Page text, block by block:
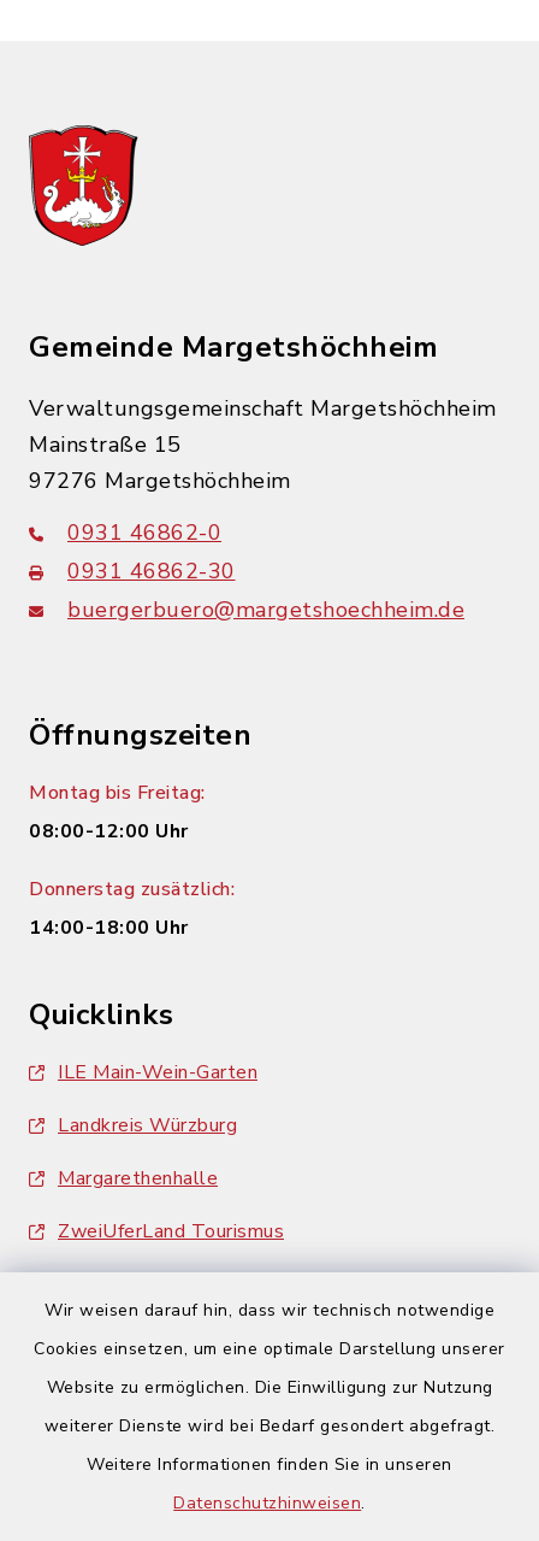
Wir weisen darauf hin, dass wir technisch notwendige
Cookies einsetzen, um eine optimale Darstellung unserer
Website zu ermöglichen. Die Einwilligung zur Nutzung
weiterer Dienste wird bei Bedarf gesondert abgefragt.
Weitere Informationen finden Sie in unseren
Datenschutzhinweisen.
Gemeinde Margetshöchheim
Verwaltungsgemeinschaft Margetshöchheim
Mainstraße 15
97276 Margetshöchheim
0931 46862-0
0931 46862-30
buergerbuero@margetshoechheim.de
Öffnungszeiten
Montag bis Freitag:
08:00-12:00 Uhr
Donnerstag zusätzlich:
14:00-18:00 Uhr
Quicklinks
ILE Main-Wein-Garten
Landkreis Würzburg
Margarethenhalle
ZweiUferLand Tourismus
Barrierefreiheit